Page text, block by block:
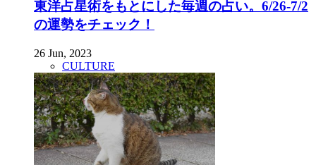
東洋占星術をもとにした毎週の占い。6/26-7/2
の運勢をチェック！
26 Jun, 2023
CULTURE